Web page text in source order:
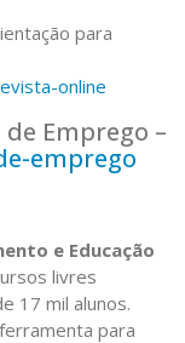
para
online
Emprego –
emprego
e Educação
livres
17 mil alunos.
para